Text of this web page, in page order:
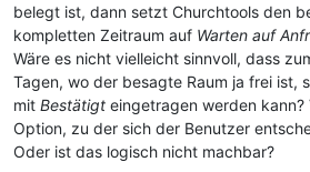
belegt ist, dann setzt Churchtools den
kompletten Zeitraum auf Warten auf
Wäre es nicht vielleicht sinnvoll, dass
Tagen, wo der besagte Raum ja frei ist,
mit Bestätigt eingetragen werden kann?
Option, zu der sich der Benutzer
Oder ist das logisch nicht machbar?